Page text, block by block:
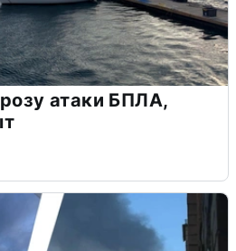
атаки БПЛА,